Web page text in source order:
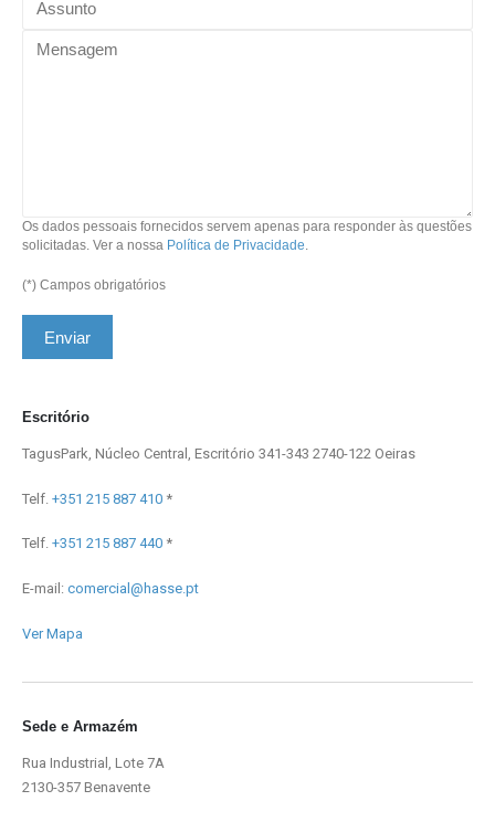
Os dados pessoais fornecidos servem apenas para responder às questões
solicitadas. Ver a nossa Política de Privacidade.
(*) Campos obrigatórios
Escritório
TagusPark, Núcleo Central, Escritório 341-343 2740-122 Oeiras
Telf. +351 215 887 410 *
Telf. +351 215 887 440 *
E-mail: comercial@hasse.pt
Ver Mapa
Sede e Armazém
Rua Industrial, Lote 7A
2130-357 Benavente